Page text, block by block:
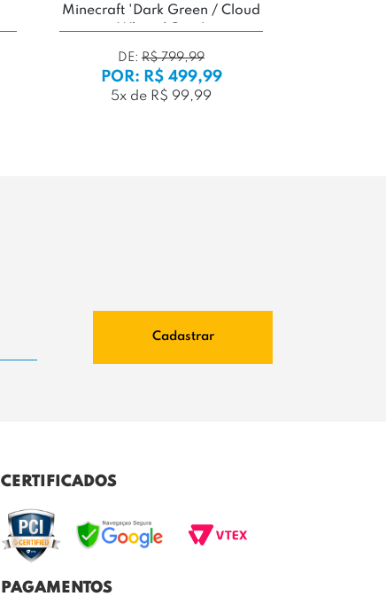
Minecraft 'Dark Green / Cloud
White / Gum'
DE: R$ 799,99
POR: R$ 499,99
5x de R$ 99,99
Cadastrar
CERTIFICADOS
PAGAMENTOS